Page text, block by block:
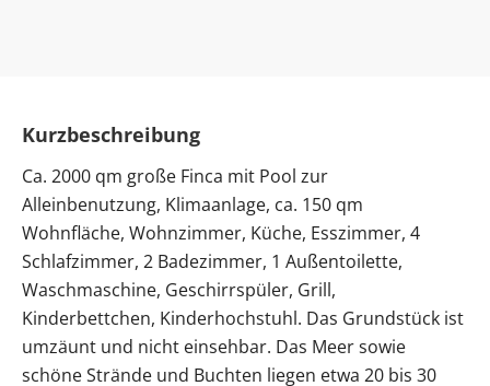
Kurzbeschreibung
Ca. 2000 qm große Finca mit Pool zur
Alleinbenutzung, Klimaanlage, ca. 150 qm
Wohnfläche, Wohnzimmer, Küche, Esszimmer, 4
Schlafzimmer, 2 Badezimmer, 1 Außentoilette,
Waschmaschine, Geschirrspüler, Grill,
Kinderbettchen, Kinderhochstuhl. Das Grundstück ist
umzäunt und nicht einsehbar. Das Meer sowie
schöne Strände und Buchten liegen etwa 20 bis 30